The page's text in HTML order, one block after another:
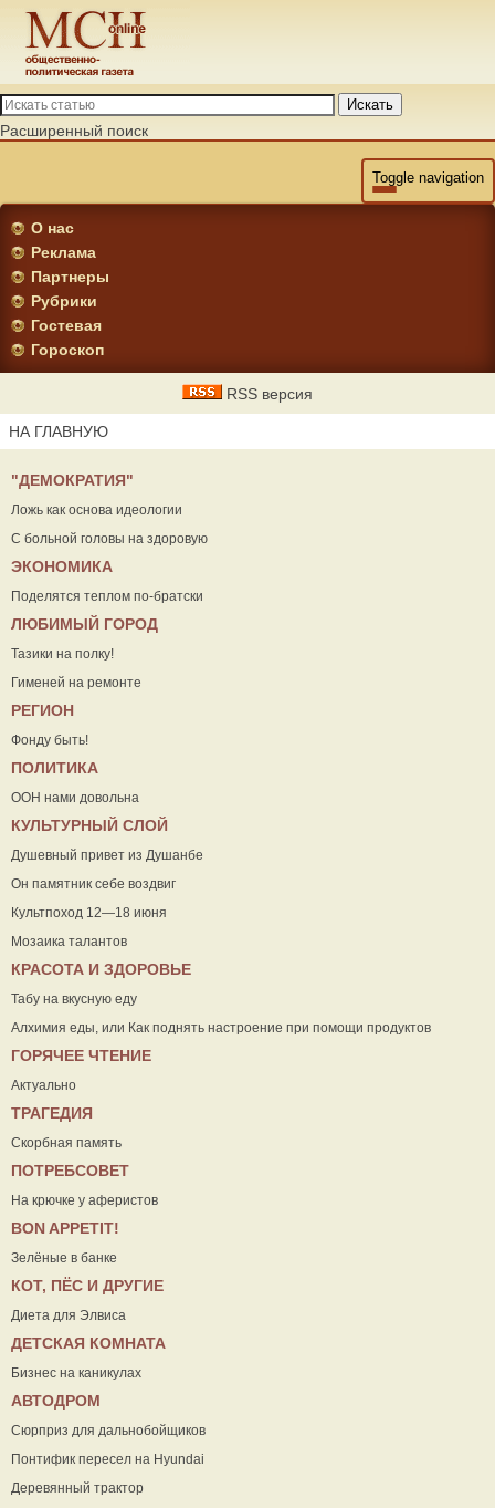
Искать
Расширенный поиск
Toggle navigation
О нас
Реклама
Партнеры
Рубрики
Гостевая
Гороскоп
RSS версия
НА ГЛАВНУЮ
"ДЕМОКРАТИЯ"
Ложь как основа идеологии
С больной головы на здоровую
ЭКОНОМИКА
Поделятся теплом по-братски
ЛЮБИМЫЙ ГОРОД
Тазики на полку!
Гименей на ремонте
РЕГИОН
Фонду быть!
ПОЛИТИКА
ООН нами довольна
КУЛЬТУРНЫЙ СЛОЙ
Душевный привет из Душанбе
Он памятник себе воздвиг
Культпоход 12—18 июня
Мозаика талантов
КРАСОТА И ЗДОРОВЬЕ
Табу на вкусную еду
Алхимия еды, или Как поднять настроение при помощи продуктов
ГОРЯЧЕЕ ЧТЕНИЕ
Актуально
ТРАГЕДИЯ
Скорбная память
ПОТРЕБСОВЕТ
На крючке у аферистов
ВON APPETIT!
Зелёные в банке
КОТ, ПЁС И ДРУГИЕ
Диета для Элвиса
ДЕТСКАЯ КОМНАТА
Бизнес на каникулах
АВТОДРОМ
Сюрприз для дальнобойщиков
Понтифик пересел на Hyundai
Деревянный трактор